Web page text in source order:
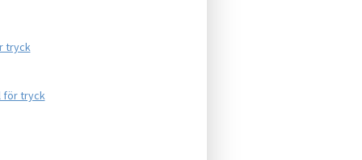
tryck
för tryck